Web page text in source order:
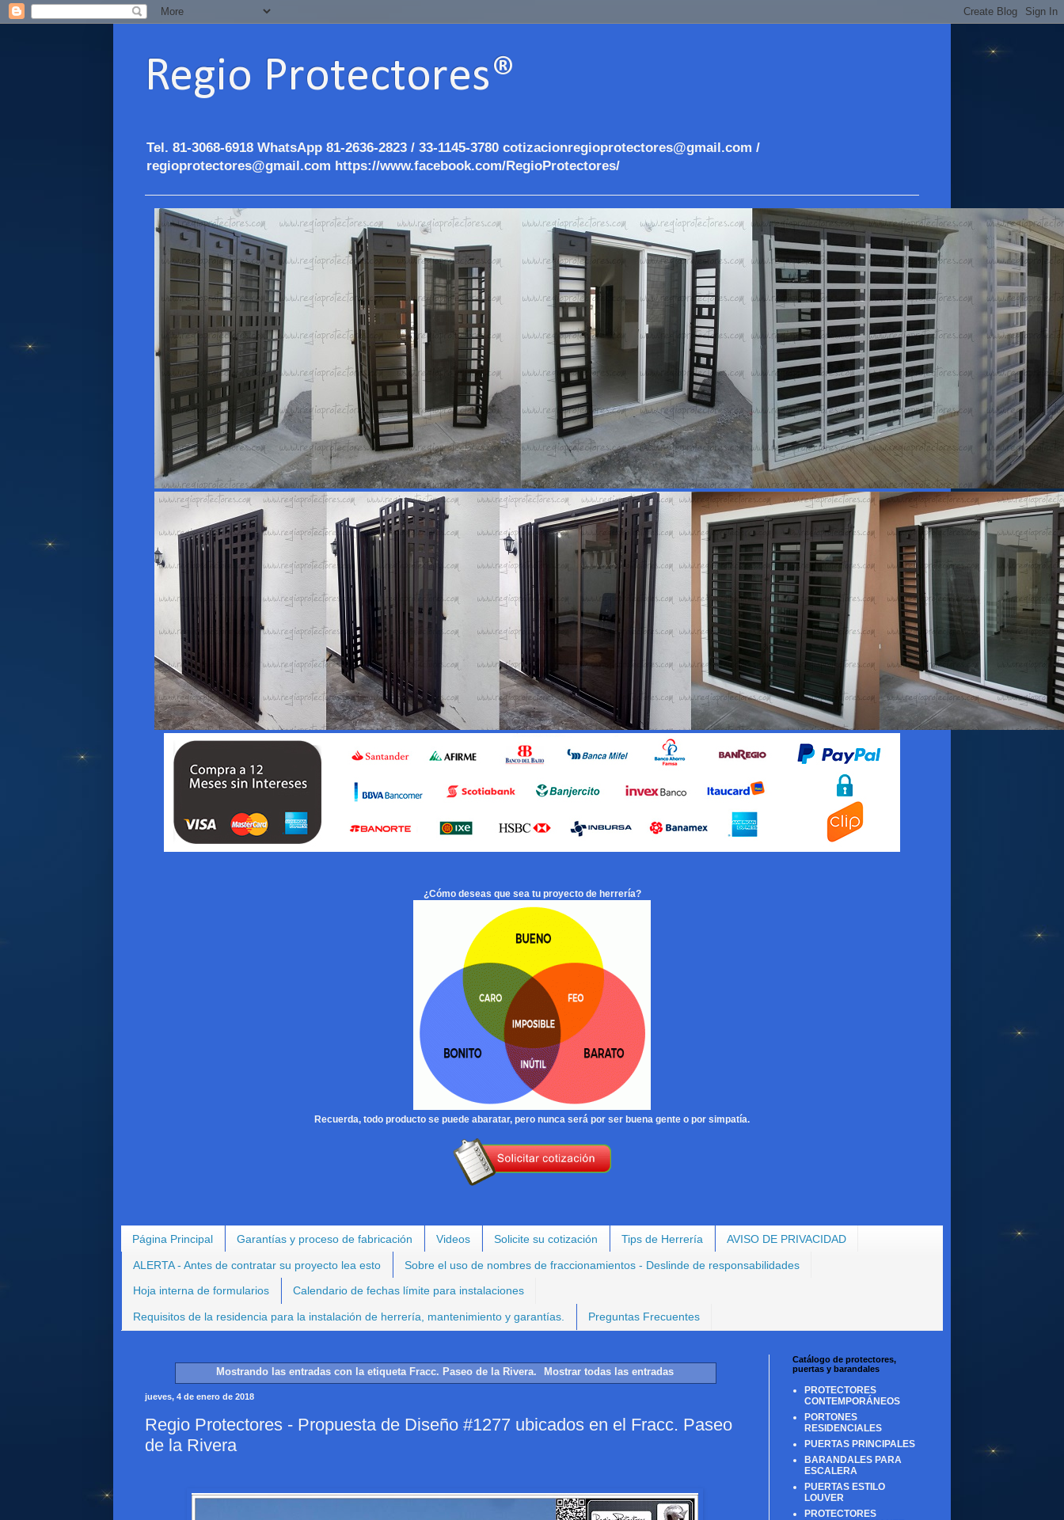
Regio Protectores®
Tel. 81-3068-6918 WhatsApp 81-2636-2823 / 33-1145-3780 cotizacionregioprotectores@gmail.com /
regioprotectores@gmail.com https://www.facebook.com/RegioProtectores/
¿Cómo deseas que sea tu proyecto de herrería?
Recuerda, todo producto se puede abaratar, pero nunca será por ser buena gente o por simpatía.
Página Principal Garantías y proceso de fabricación Videos Solicite su cotización Tips de Herrería AVISO DE PRIVACIDAD
ALERTA - Antes de contratar su proyecto lea esto Sobre el uso de nombres de fraccionamientos - Deslinde de responsabilidades
Hoja interna de formularios Calendario de fechas límite para instalaciones
Requisitos de la residencia para la instalación de herrería, mantenimiento y garantías. Preguntas Frecuentes
Mostrando las entradas con la etiqueta Fracc. Paseo de la Rivera. Mostrar todas las entradas
jueves, 4 de enero de 2018
Regio Protectores - Propuesta de Diseño #1277 ubicados en el Fracc. Paseo
de la Rivera
Catálogo de protectores,
puertas y barandales
PROTECTORES
CONTEMPORÁNEOS
PORTONES
RESIDENCIALES
PUERTAS PRINCIPALES
BARANDALES PARA
ESCALERA
PUERTAS ESTILO
LOUVER
PROTECTORES